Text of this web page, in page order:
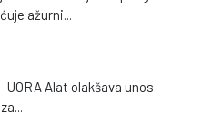
ažurni...
UORA Alat olakšava unos
...